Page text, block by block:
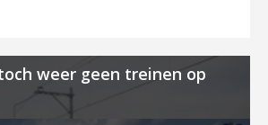
weer geen treinen op